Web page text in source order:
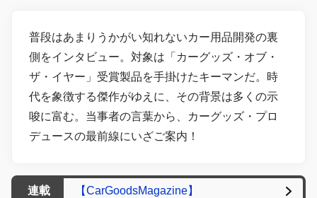
普段はあまりうかがい知れないカー用品開発の裏
側をインタビュー。対象は「カーグッズ・オブ・
ザ・イヤー」受賞製品を手掛けたキーマンだ。時
代を象徴する傑作がゆえに、その背景は多くの示
唆に富む。当事者の言葉から、カーグッズ・プロ
デュースの最前線にいざご案内！
連載 【CarGoodsMagazine】